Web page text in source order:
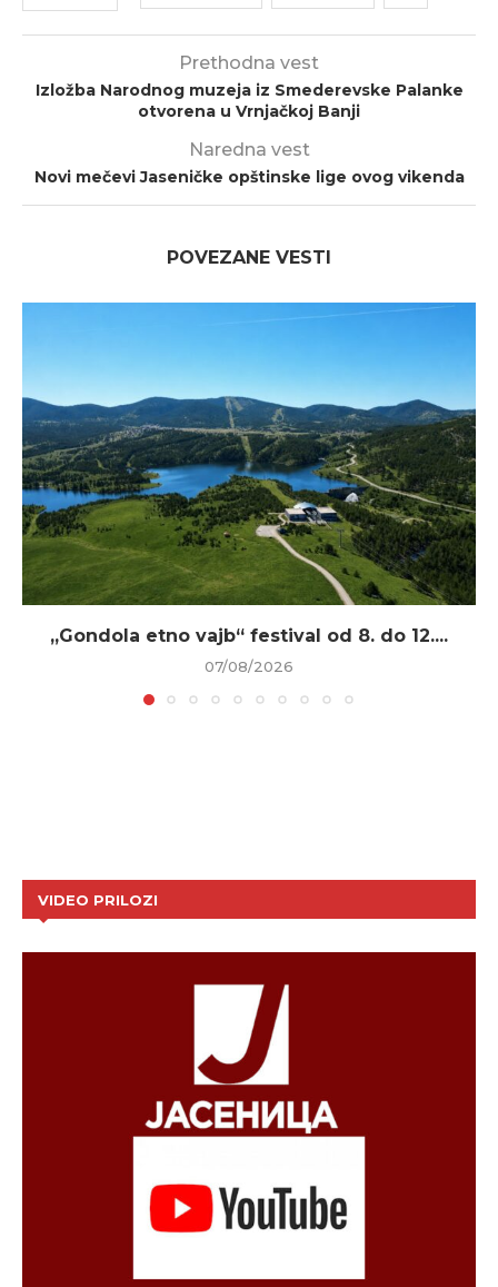
Prethodna vest
Izložba Narodnog muzeja iz Smederevske Palanke
otvorena u Vrnjačkoj Banji
Naredna vest
Novi mečevi Jaseničke opštinske lige ovog vikenda
POVEZANE VESTI
„Gondola etno vajb“ festival od 8. do 12....
07/08/2026
VIDEO PRILOZI